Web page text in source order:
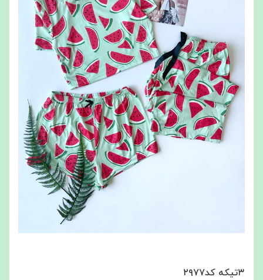
۳تیکه کد۲۹۷۷